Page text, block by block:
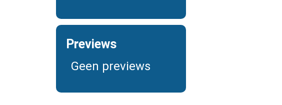
Previews
Geen previews